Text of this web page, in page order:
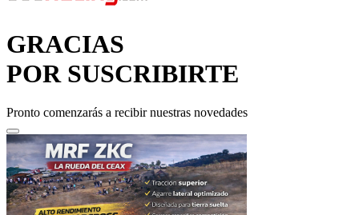
GRACIAS
POR SUSCRIBIRTE
Pronto comenzarás a recibir nuestras novedades